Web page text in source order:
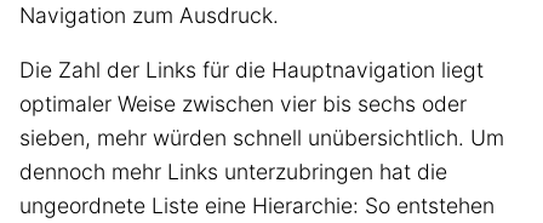
Navigation zum Ausdruck.
Die Zahl der Links für die Hauptnavigation liegt
optimaler Weise zwischen vier bis sechs oder
sieben, mehr würden schnell unübersichtlich. Um
dennoch mehr Links unterzubringen hat die
ungeordnete Liste eine Hierarchie: So entstehen